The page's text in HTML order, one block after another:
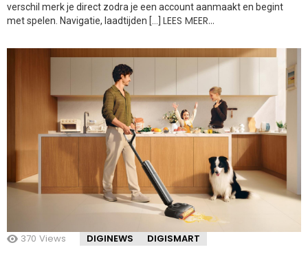
verschil merk je direct zodra je een account aanmaakt en begint
met spelen. Navigatie, laadtijden […] LEES MEER…
370 Views DIGINEWS DIGISMART